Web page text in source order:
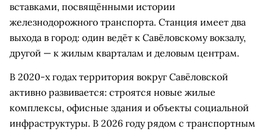
вставками, посвящёнными истории
железнодорожного транспорта. Станция имеет два
выхода в город: один ведёт к Савёловскому вокзалу,
другой — к жилым кварталам и деловым центрам.
В 2020-х годах территория вокруг Савёловской
активно развивается: строятся новые жилые
комплексы, офисные здания и объекты социальной
инфраструктуры. В 2026 году рядом с транспортным